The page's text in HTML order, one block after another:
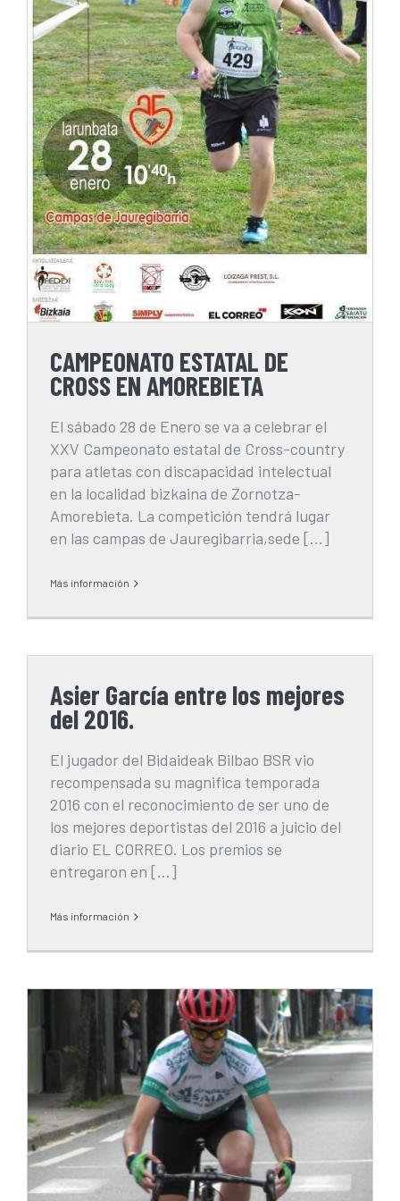
CAMPEONATO ESTATAL DE
CROSS EN AMOREBIETA
CAMPEONATO ESTATAL DE
CROSS EN AMOREBIETA
El sábado 28 de Enero se va a celebrar el
XXV Campeonato estatal de Cross-country
para atletas con discapacidad intelectual
en la localidad bizkaina de Zornotza-
Amorebieta. La competición tendrá lugar
en las campas de Jauregibarria,sede […]
Más información
Asier García entre los mejores
del 2016.
El jugador del Bidaideak Bilbao BSR vio
recompensada su magnifica temporada
2016 con el reconocimiento de ser uno de
los mejores deportistas del 2016 a juicio del
diario EL CORREO. Los premios se
entregaron en […]
Más información